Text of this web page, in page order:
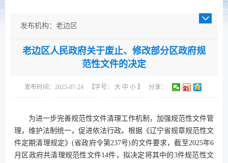
发布机构：老边区
成文日期：2025-07-24
发文字号：营边政发﹝2025﹞2号
体裁分类：决定
老边区人民政府关于废止、修改部分区政府规
范性文件的决定
发布时间：2025-07-24 【字号： 大 中 小】 分享：
为进一步完善规范性文件清理工作机制，加强规范性文件管
理，维护法制统一，促进依法行政。根据《辽宁省规章规范性文
件定期清理规定》(省政府令第237号)的文件要求，截至2025年6
月区政府共清理规范性文件14件，拟决定将其中的3件规范性文